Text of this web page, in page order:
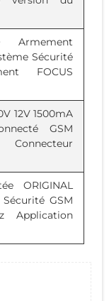
Armement
Sécurité
FOCUS
12V 1500mA
GSM
ORIGINAL
GSM
Application